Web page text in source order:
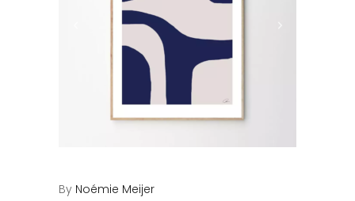
By Noémie Meijer